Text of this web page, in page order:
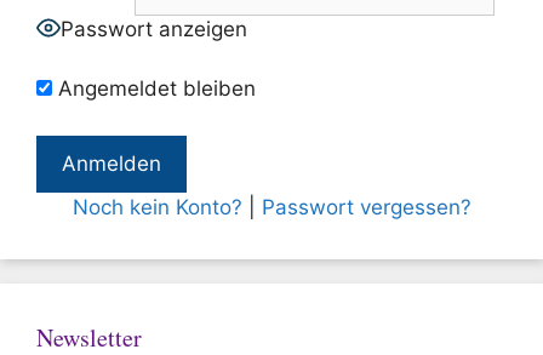
Passwort anzeigen
Angemeldet bleiben
Noch kein Konto? Passwort vergessen?
Newsletter